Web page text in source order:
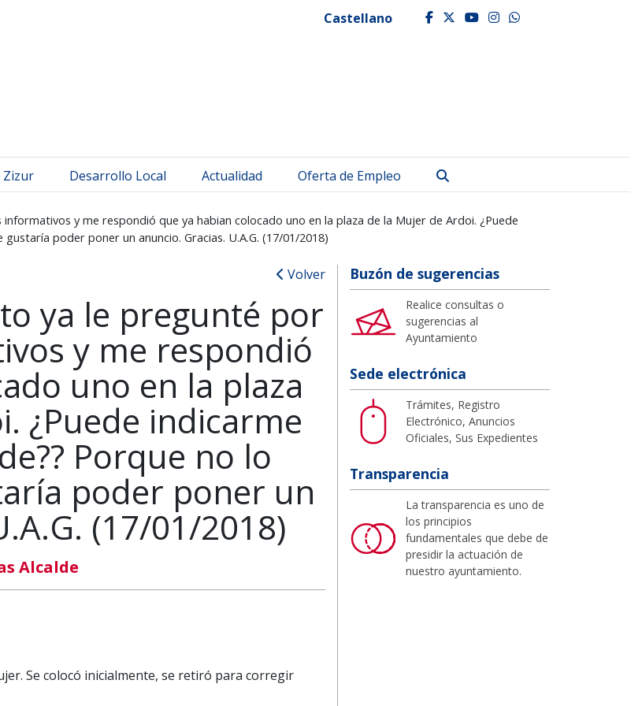
Castellano facebook
twitter
youtube
instagram
whatsapp
Zizur Desarrollo Local Actualidad Oferta de Empleo
y me respondió que ya habian colocado uno en la plaza de la Mujer de Ardoi. ¿Puede
poder poner un anuncio. Gracias. U.A.G. (17/01/2018)
Volver
ya le pregunté por
y me respondió
uno en la plaza
¿Puede indicarme
Porque no lo
poder poner un
(17/01/2018)
Alcalde
Se colocó inicialmente, se retiró para corregir
Buzón de sugerencias
Realice consultas o
sugerencias al
Ayuntamiento
Sede electrónica
Trámites, Registro
Electrónico, Anuncios
Oficiales, Sus Expedientes
Transparencia
La transparencia es uno de
los principios
fundamentales que debe de
presidir la actuación de
nuestro ayuntamiento.